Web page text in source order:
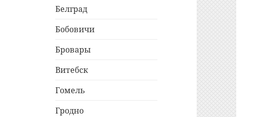
Белград
Бобовичи
Бровары
Витебск
Гомель
Гродно